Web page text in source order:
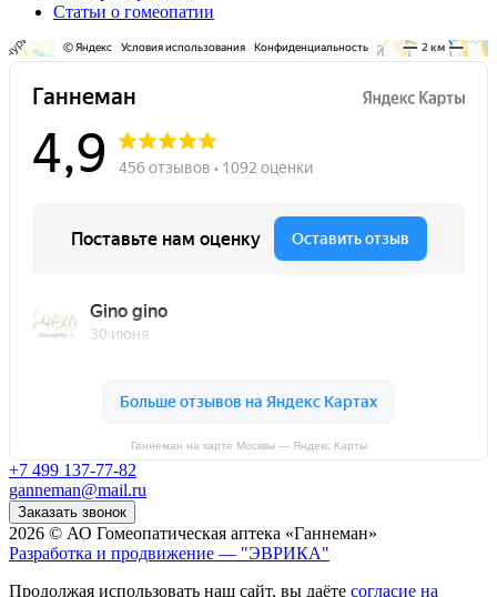
Статьи о гомеопатии
Ганнеман на карте Москвы — Яндекс Карты
+7 499 137-77-82
ganneman@mail.ru
Заказать звонок
2026 © АО Гомеопатическая аптека «Ганнеман»
Разработка и продвижение — "ЭВРИКА"
Продолжая использовать наш сайт, вы даёте согласие на